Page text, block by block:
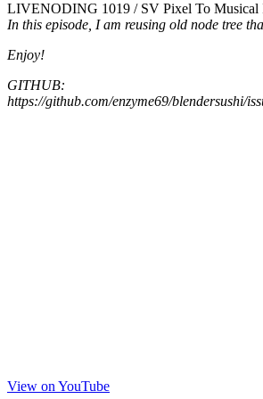
LIVENODING 1019 / SV Pixel To Musical
In this episode, I am reusing old node tree
Enjoy!
GITHUB:
https://github.com/enzyme69/blendersushi/
View on YouTube